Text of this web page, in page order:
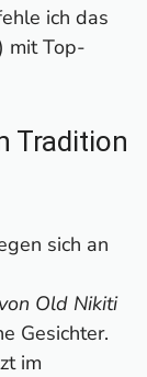
ich das
mit Top-
Tradition
Old Nikiti
Gesichter.
im